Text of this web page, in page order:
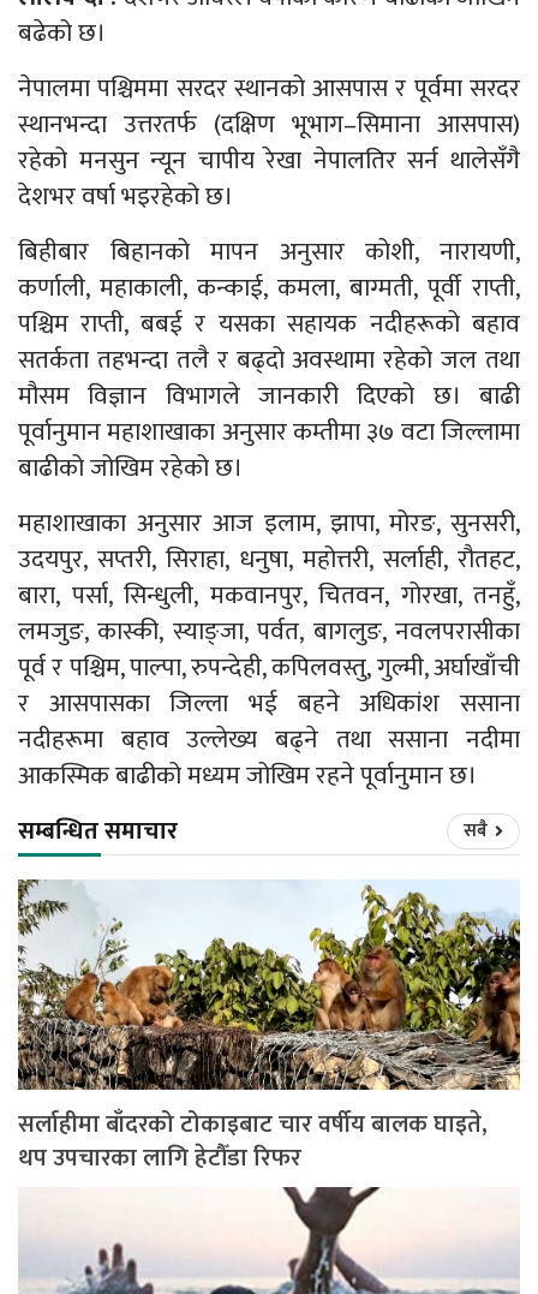
बढेको छ।
नेपालमा पश्चिममा सरदर स्थानको आसपास र पूर्वमा सरदर
स्थानभन्दा उत्तरतर्फ (दक्षिण भूभाग–सिमाना आसपास)
रहेको मनसुन न्यून चापीय रेखा नेपालतिर सर्न थालेसँगै
देशभर वर्षा भइरहेको छ।
बिहीबार बिहानको मापन अनुसार कोशी, नारायणी,
कर्णाली, महाकाली, कन्काई, कमला, बाग्मती, पूर्वी राप्ती,
पश्चिम राप्ती, बबई र यसका सहायक नदीहरूको बहाव
सतर्कता तहभन्दा तलै र बढ्दो अवस्थामा रहेको जल तथा
मौसम विज्ञान विभागले जानकारी दिएको छ। बाढी
पूर्वानुमान महाशाखाका अनुसार कम्तीमा ३७ वटा जिल्लामा
बाढीको जोखिम रहेको छ।
महाशाखाका अनुसार आज इलाम, झापा, मोरङ, सुनसरी,
उदयपुर, सप्तरी, सिराहा, धनुषा, महोत्तरी, सर्लाही, रौतहट,
बारा, पर्सा, सिन्धुली, मकवानपुर, चितवन, गोरखा, तनहुँ,
लमजुङ, कास्की, स्याङ्जा, पर्वत, बागलुङ, नवलपरासीका
पूर्व र पश्चिम, पाल्पा, रुपन्देही, कपिलवस्तु, गुल्मी, अर्घाखाँची
र आसपासका जिल्ला भई बहने अधिकांश ससाना
नदीहरूमा बहाव उल्लेख्य बढ्ने तथा ससाना नदीमा
आकस्मिक बाढीको मध्यम जोखिम रहने पूर्वानुमान छ।
सम्बन्धित समाचार सबै
सर्लाहीमा बाँदरको टोकाइबाट चार वर्षीय बालक घाइते,
थप उपचारका लागि हेटौँडा रिफर